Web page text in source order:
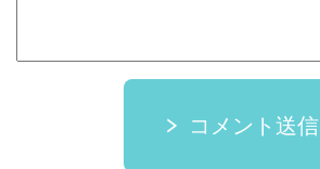
コメント送信